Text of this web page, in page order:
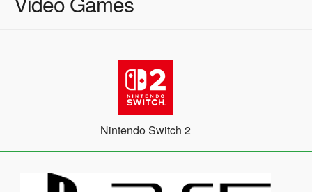
Nintendo Switch 2